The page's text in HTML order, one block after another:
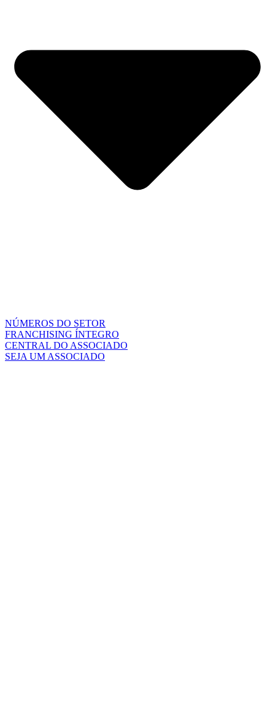
NÚMEROS DO SETOR
FRANCHISING ÍNTEGRO
CENTRAL DO ASSOCIADO
SEJA UM ASSOCIADO